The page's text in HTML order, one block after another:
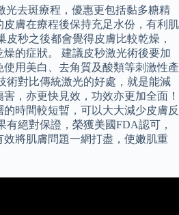
光去斑療程，優惠更包括黏多糖精
膚在療程後保持充足水份，有利肌
皮秒之後都會覺得皮膚比較乾燥，
的症狀。 建議皮秒激光術後要加
用美白、去角質及酸類等刺激性產
術對比傳統激光的好處，就是能減
，亦更快見效，功效亦更加全面！
時間較短暫，可以大大減少皮膚反
有絕對保證，榮獲美國FDA認可，
效將肌膚問題一網打盡，使嫩肌重